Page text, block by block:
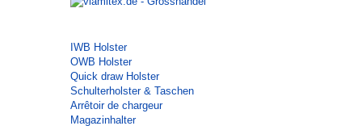
IWB Holster
OWB Holster
Quick draw Holster
Schulterholster & Taschen
Arrêtoir de chargeur
Magazinhalter